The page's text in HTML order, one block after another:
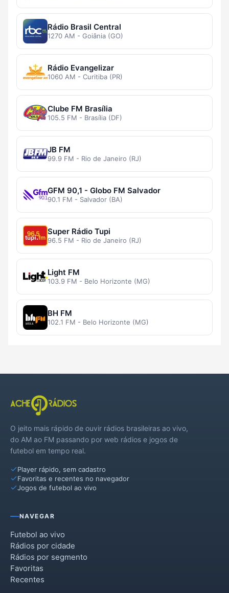
Rádio Brasil Central
1270 AM - Goiânia (GO)
Rádio Evangelizar
1060 AM - Curitiba (PR)
Clube FM Brasília
105.5 FM - Brasília (DF)
JB FM
99.9 FM - Rio de Janeiro (RJ)
GFM 90,1 - Globo FM Salvador
90.1 FM - Salvador (BA)
Super Rádio Tupi
96.5 FM - Rio de Janeiro (RJ)
Light FM
103.9 FM - Belo Horizonte (MG)
BH FM
102.1 FM - Belo Horizonte (MG)
O jeito mais rápido de ouvir rádios brasileiras ao vivo,
do AM ao FM passando por web rádios e jogos de
futebol em tempo real.
Player rápido, sem cadastro
Favoritas e recentes no navegador
Jogos de futebol ao vivo
NAVEGAR
Futebol ao vivo
Rádios por cidade
Rádios por segmento
Favoritas
Recentes